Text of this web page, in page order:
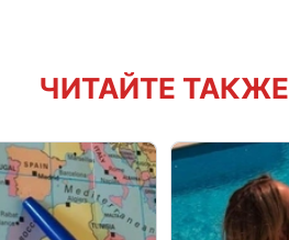
ЧИТАЙТЕ ТАКЖЕ